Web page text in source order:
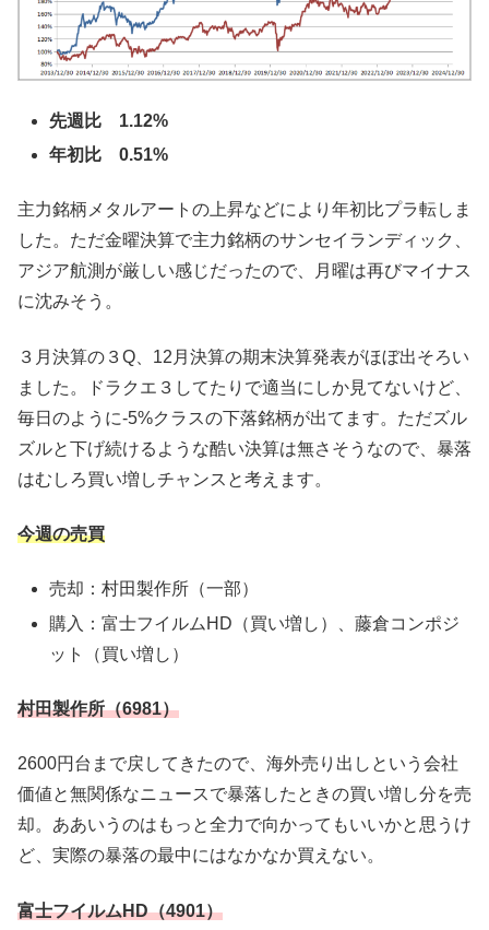
先週比 1.12%
年初比 0.51%
主力銘柄メタルアートの上昇などにより年初比プラ転しま
した。ただ金曜決算で主力銘柄のサンセイランディック、
アジア航測が厳しい感じだったので、月曜は再びマイナス
に沈みそう。
３月決算の３Q、12月決算の期末決算発表がほぼ出そろい
ました。ドラクエ３してたりで適当にしか見てないけど、
毎日のように-5%クラスの下落銘柄が出てます。ただズル
ズルと下げ続けるような酷い決算は無さそうなので、暴落
はむしろ買い増しチャンスと考えます。
今週の売買
売却：村田製作所（一部）
購入：富士フイルムHD（買い増し）、藤倉コンポジ
ット（買い増し）
村田製作所（6981）
2600円台まで戻してきたので、海外売り出しという会社
価値と無関係なニュースで暴落したときの買い増し分を売
却。ああいうのはもっと全力で向かってもいいかと思うけ
ど、実際の暴落の最中にはなかなか買えない。
富士フイルムHD（4901）